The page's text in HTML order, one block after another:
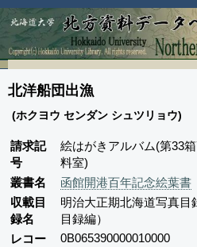
北洋船団出漁
(ホクヨウ センダン シュツリョウ)
請求記
号
絵はがきアルバム(第33
料室)
叢書名
函館開港百年記念絵葉書
収載目
録名
明治大正期北海道写真目
目録編）
レコー
0B065390000010000